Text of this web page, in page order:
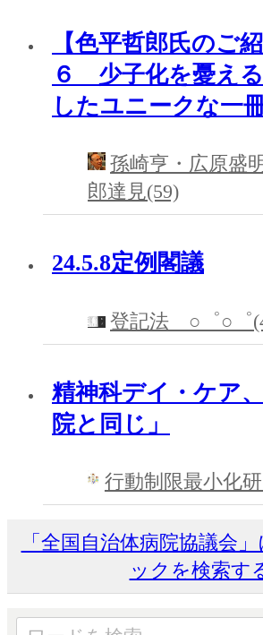
【色平哲郎氏のご
６ 少子化を憂え
したユニークな一
孫崎亨・広原盛
郎達見(59)
24.5.8定例閣議
登記法 ○゜○゜
精神科デイ・ケア
院と同じ」
行動制限最小化
「全国自治体病院協議会
ックを検索す